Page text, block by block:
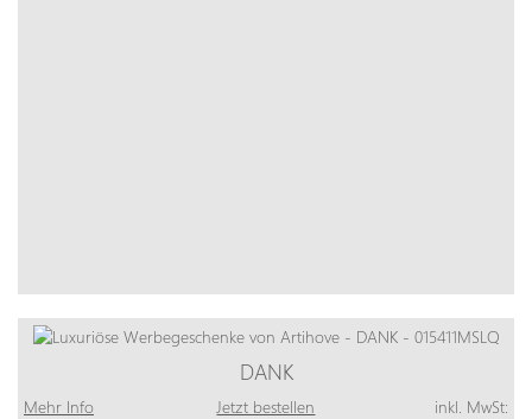
DANK
Mehr Info Jetzt bestellen
inkl. MwSt: